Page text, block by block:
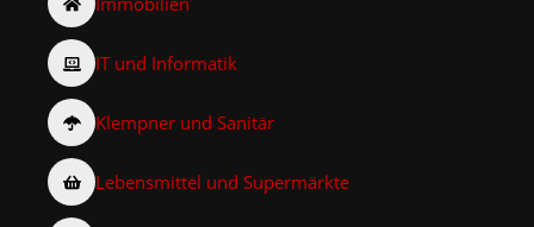
IT und Informatik
Klempner und Sanitär
Lebensmittel und Supermärkte